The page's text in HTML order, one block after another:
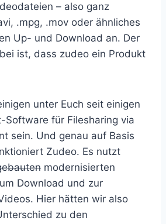
– also ganz
.mpg, .mov oder ähnliches
Up- und Download an. Der
ist, dass zudeo ein Produkt
unter Euch seit einigen
Software für Filesharing via
sein. Und genau auf Basis
Zudeo. Es nutzt
modernisierten
Download und zur
Hier hätten wir also
zu den